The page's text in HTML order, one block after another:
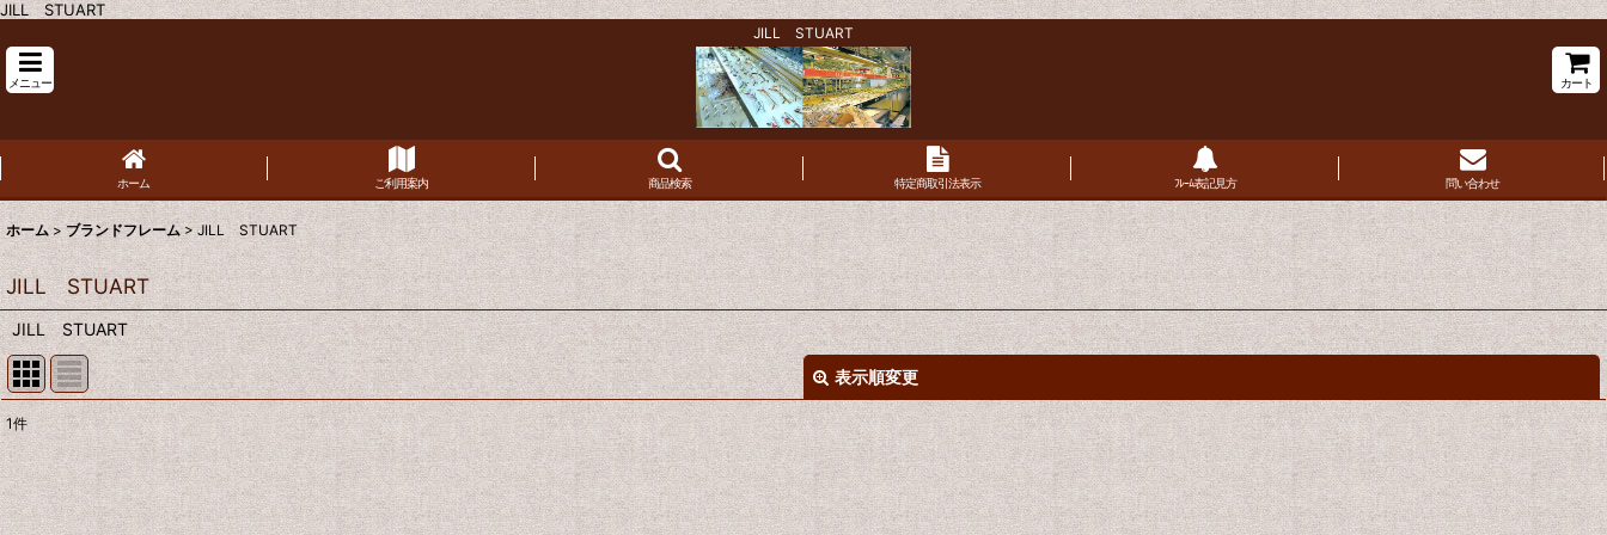
JILL STUART
JILL STUART
メニュー カート
ホーム ご利用案内 商品検索 特定商取引法表示 ﾌﾚｰﾑ表記見方 問い合わせ
ホーム > ブランドフレーム > JILL STUART
JILL STUART
JILL STUART
表示順変更
表示数
並び順 :
1件